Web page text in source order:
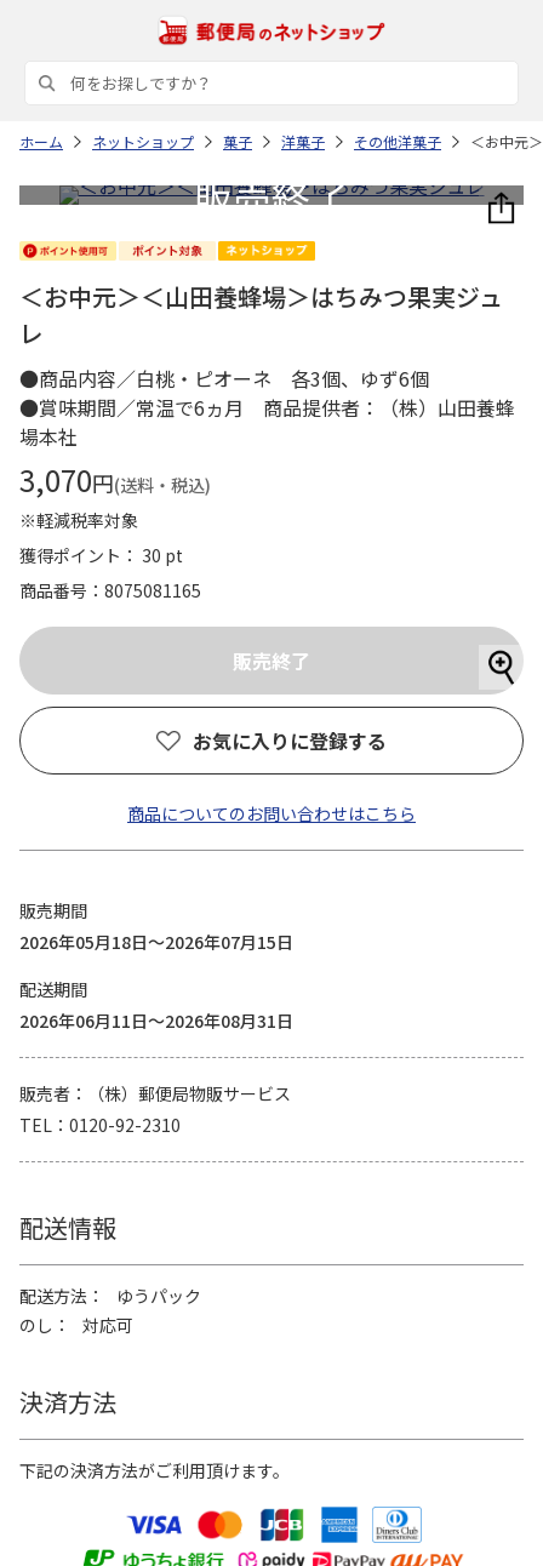
ホーム ネットショップ 菓子 洋菓子 その他洋菓子 ＜お中元
＜お中元＞＜山田養蜂場＞はちみつ果実ジュ
レ
●商品内容／白桃・ピオーネ 各3個、ゆず6個
●賞味期間／常温で6ヵ月 商品提供者：（株）山田養蜂
場本社
3,070円(送料・税込)
※軽減税率対象
獲得ポイント： 30 pt
商品番号
8075081165
お気に入りに登録する
商品についてのお問い合わせはこちら
販売期間
2026年05月18日～2026年07月15日
配送期間
2026年06月11日～2026年08月31日
販売者
（株）郵便局物販サービス
TEL
0120-92-2310
配送情報
配送方法
ゆうパック
のし
対応可
決済方法
下記の決済方法がご利用頂けます。